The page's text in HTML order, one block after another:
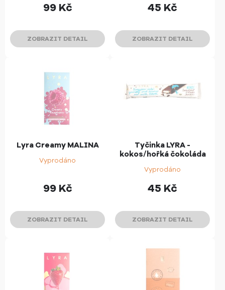
99 Kč
ZOBRAZIT DETAIL
45 Kč
ZOBRAZIT DETAIL
Lyra Creamy MALINA
Vyprodáno
99 Kč
ZOBRAZIT DETAIL
Tyčinka LYRA -
kokos/hořká čokoláda
Vyprodáno
45 Kč
ZOBRAZIT DETAIL